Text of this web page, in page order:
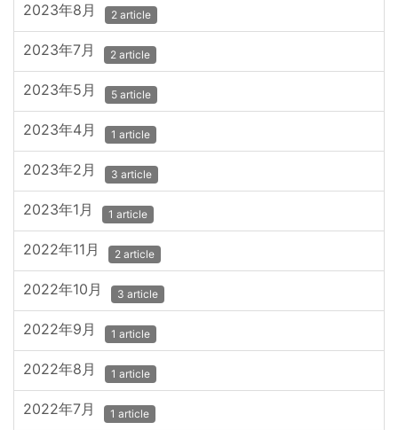
2023年8月 2 article
2023年7月 2 article
2023年5月 5 article
2023年4月 1 article
2023年2月 3 article
2023年1月 1 article
2022年11月 2 article
2022年10月 3 article
2022年9月 1 article
2022年8月 1 article
2022年7月 1 article